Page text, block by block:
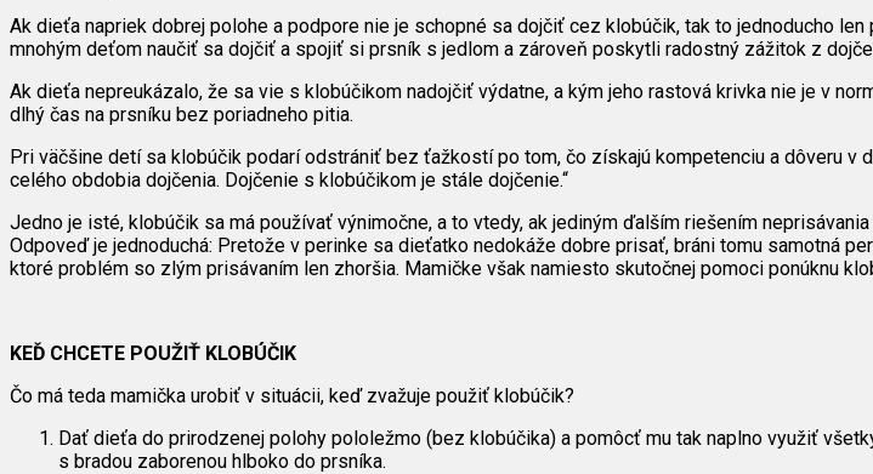
Ak dieťa napriek dobrej polohe a podpore nie je schopné sa dojčiť cez klobúčik, tak to jednoducho
mnohým deťom naučiť sa dojčiť a spojiť si prsník s jedlom a zároveň poskytli radostný zážitok z
Ak dieťa nepreukázalo, že sa vie s klobúčikom nadojčiť výdatne, a kým jeho rastová krivka nie je v
dlhý čas na prsníku bez poriadneho pitia.
Pri väčšine detí sa klobúčik podarí odstrániť bez ťažkostí po tom, čo získajú kompetenciu a dôveru
celého obdobia dojčenia. Dojčenie s klobúčikom je stále dojčenie.“
Jedno je isté, klobúčik sa má používať výnimočne, a to vtedy, ak jediným ďalším riešením
Odpoveď je jednoduchá: Pretože v perinke sa dieťatko nedokáže dobre prisať, bráni tomu samotná
ktoré problém so zlým prisávaním len zhoršia. Mamičke však namiesto skutočnej pomoci ponúknu
KEĎ CHCETE POUŽIŤ KLOBÚČIK
Čo má teda mamička urobiť v situácii, keď zvažuje použiť klobúčik?
Dať dieťa do prirodzenej polohy pololežmo (bez klobúčika) a pomôcť mu tak naplno využiť
s bradou zaborenou hlboko do prsníka.